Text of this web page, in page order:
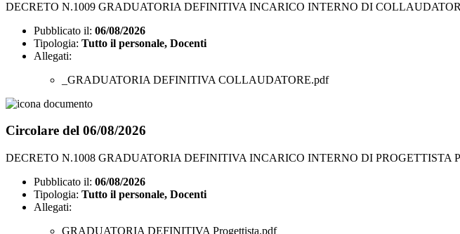
DECRETO N.1009 GRADUATORIA DEFINITIVA INCARICO INTERNO DI
Pubblicato il: 06/08/2026
Tipologia: Tutto il personale, Docenti
Allegati:
_GRADUATORIA DEFINITIVA COLLAUDATORE.pdf
Circolare del 06/08/2026
DECRETO N.1008 GRADUATORIA DEFINITIVA INCARICO INTERNO DI PROGETTISTA
Pubblicato il: 06/08/2026
Tipologia: Tutto il personale, Docenti
Allegati:
GRADUATORIA DEFINITIVA Progettista.pdf